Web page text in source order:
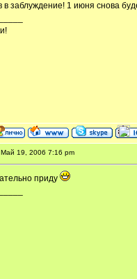
в заблуждение! 1 июня снова
19, 2006 7:16 pm
приду